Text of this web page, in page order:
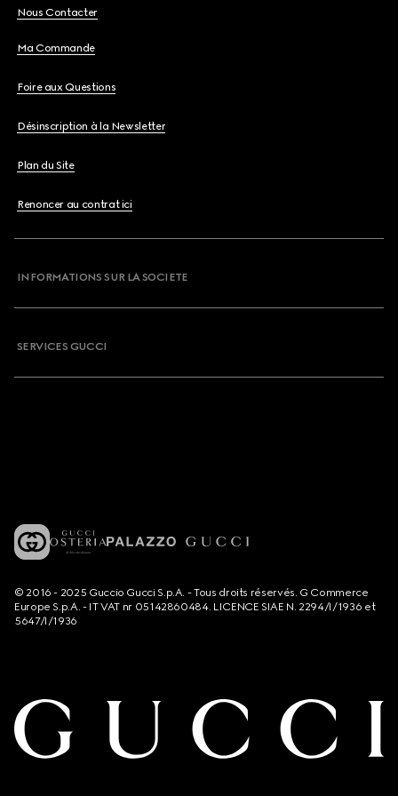
Nous Contacter
Ma Commande
Foire aux Questions
Désinscription à la Newsletter
Plan du Site
Renoncer au contrat ici
INFORMATIONS SUR LA SOCIETE
SERVICES GUCCI
© 2016 - 2025 Guccio Gucci S.p.A. - Tous droits réservés. G Commerce
Europe S.p.A. - IT VAT nr 05142860484. LICENCE SIAE N. 2294/I/1936 et
5647/I/1936